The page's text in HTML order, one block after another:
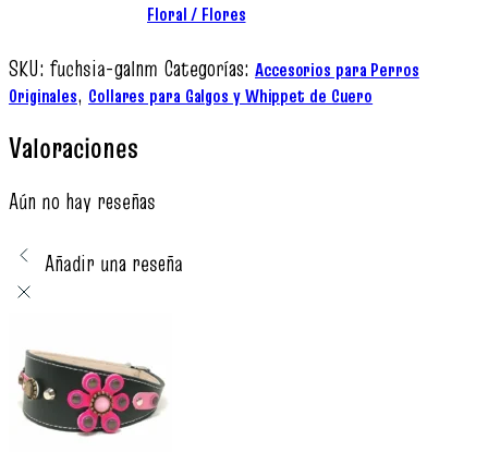
Floral / Flores
SKU: fuchsia-galnm Categorías: Accesorios para Perros
Originales, Collares para Galgos y Whippet de Cuero
Valoraciones
Aún no hay reseñas
Añadir una reseña